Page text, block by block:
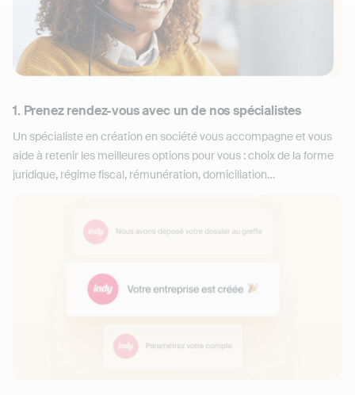
1. Prenez rendez-vous avec un de nos spécialistes
Un spécialiste en création en société vous accompagne et vous
aide à retenir les meilleures options pour vous : choix de la forme
juridique, régime fiscal, rémunération, domiciliation…